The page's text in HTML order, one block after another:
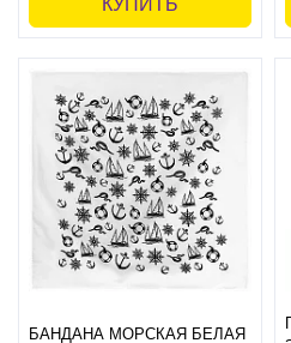
КУПИТЬ
БАНДАНА МОРСКАЯ БЕЛАЯ